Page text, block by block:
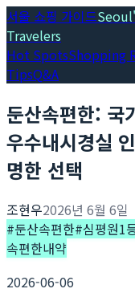
서울 쇼핑 가이드
Travelers
Hot SpotsShopping
TipsQ&A
둔산속편한: 국
우수내시경실
명한 선택
조현우2026년 6월 6일
#둔산속편한#심평원1
속편한내약
2026-06-06